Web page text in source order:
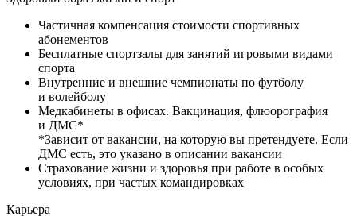
Частичная компенсация стоимости спортивных
абонементов
Бесплатные спортзалы для занятий игровыми видами
спорта
Внутренние и внешние чемпионаты по футболу
и волейболу
Медкабинеты в офисах. Вакцинация, флюорография
и ДМС*
*Зависит от вакансии, на которую вы претендуете. Если
ДМС есть, это указано в описании вакансии
Страхование жизни и здоровья при работе в особых
условиях, при частых командировках
Карьера